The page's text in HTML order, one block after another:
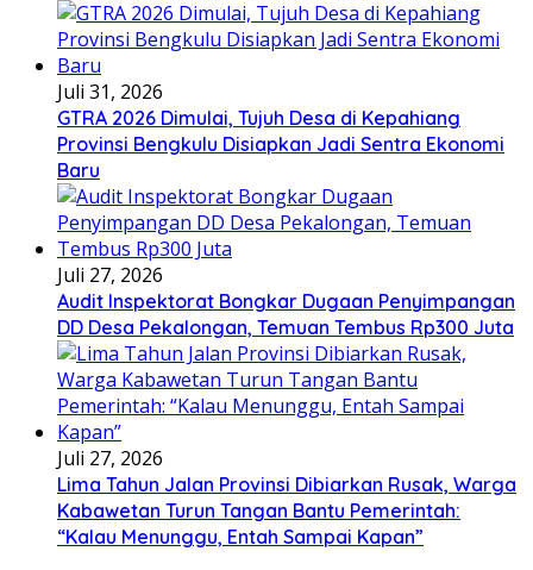
Juli 31, 2026
GTRA 2026 Dimulai, Tujuh Desa di Kepahiang
Provinsi Bengkulu Disiapkan Jadi Sentra Ekonomi
Baru
Juli 27, 2026
Audit Inspektorat Bongkar Dugaan Penyimpangan
DD Desa Pekalongan, Temuan Tembus Rp300 Juta
Juli 27, 2026
Lima Tahun Jalan Provinsi Dibiarkan Rusak, Warga
Kabawetan Turun Tangan Bantu Pemerintah:
“Kalau Menunggu, Entah Sampai Kapan”